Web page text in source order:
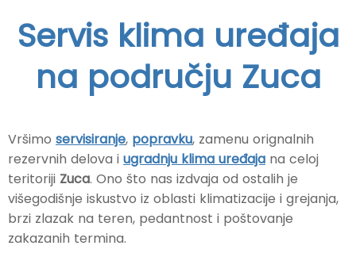
Servis klima uređaja
na području Zuca
Vršimo servisiranje, popravku, zamenu orignalnih
rezervnih delova i ugradnju klima uređaja na celoj
teritoriji Zuca. Ono što nas izdvaja od ostalih je
višegodišnje iskustvo iz oblasti klimatizacije i grejanja,
brzi zlazak na teren, pedantnost i poštovanje
zakazanih termina.